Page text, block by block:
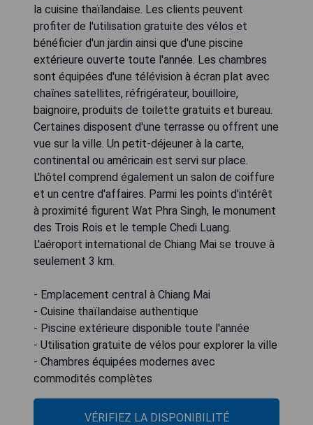
la cuisine thaïlandaise. Les clients peuvent
profiter de l'utilisation gratuite des vélos et
bénéficier d'un jardin ainsi que d'une piscine
extérieure ouverte toute l'année. Les chambres
sont équipées d'une télévision à écran plat avec
chaînes satellites, réfrigérateur, bouilloire,
baignoire, produits de toilette gratuits et bureau.
Certaines disposent d'une terrasse ou offrent une
vue sur la ville. Un petit-déjeuner à la carte,
continental ou américain est servi sur place.
L'hôtel comprend également un salon de coiffure
et un centre d'affaires. Parmi les points d'intérêt
à proximité figurent Wat Phra Singh, le monument
des Trois Rois et le temple Chedi Luang.
L'aéroport international de Chiang Mai se trouve à
seulement 3 km.
- Emplacement central à Chiang Mai
- Cuisine thaïlandaise authentique
- Piscine extérieure disponible toute l'année
- Utilisation gratuite de vélos pour explorer la ville
- Chambres équipées modernes avec
commodités complètes
VÉRIFIEZ LA DISPONIBILITÉ